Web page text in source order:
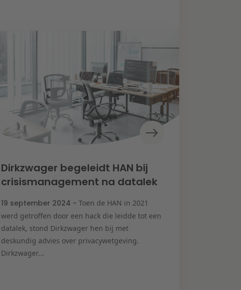
Dirkzwager begeleidt HAN bij
crisismanagement na datalek
19 september 2024 - Toen de HAN in 2021
werd getroffen door een hack die leidde tot een
datalek, stond Dirkzwager hen bij met
deskundig advies over privacywetgeving.
Dirkzwager...